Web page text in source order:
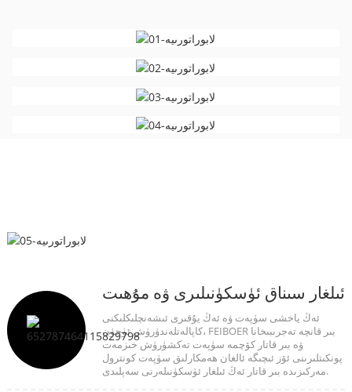
ئىلغار سىناق ئۈسكۈنىلىرى ۋە مۇھىت
ئەڭ ياخشى سۈپەت ۋە ئەڭ يۇقىرى ئىشەنچلىكلىكنى
كاپالەتلەندۈرۈش ئۈچۈن، FEIBOER بىر قانچە تەجرىبىخانا
ۋە بىر قاتار كۆچمە سۈپەت تەكشۈرۈش خىزمەت
پونكىتلىرىنى ئۆز ئىچىگە ئالغان ھەمكارلىق سۈپەت كونترول
مەركىزىدە بىر قاتار ئەڭ ئىلغار ئۈسكۈنىلەرنى سەپلىدى.